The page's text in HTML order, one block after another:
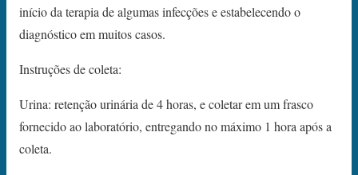
início da terapia de algumas infecções e estabelecendo o
diagnóstico em muitos casos.
Instruções de coleta:
Urina: retenção urinária de 4 horas, e coletar em um frasco
fornecido ao laboratório, entregando no máximo 1 hora após a
coleta.